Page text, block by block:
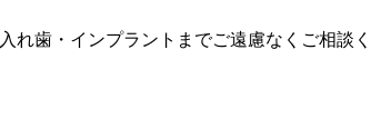
歯・インプラントまでご遠慮なくご相談く